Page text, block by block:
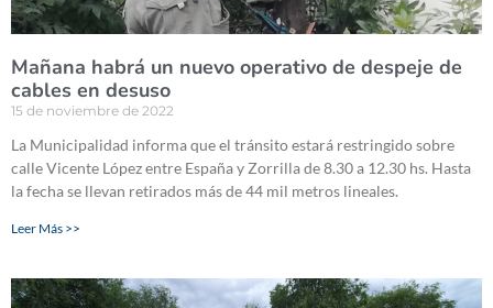
Mañana habrá un nuevo operativo de despeje de
cables en desuso
15 de noviembre de 2022
La Municipalidad informa que el tránsito estará restringido sobre
calle Vicente López entre España y Zorrilla de 8.30 a 12.30 hs. Hasta
la fecha se llevan retirados más de 44 mil metros lineales.
Leer Más >>